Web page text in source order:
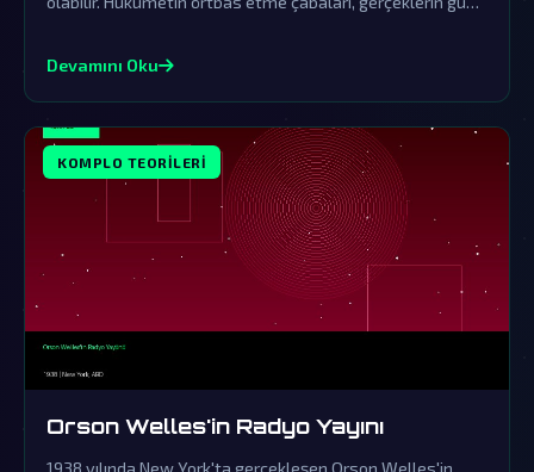
Devamını Oku
KOMPLO TEORILERI
Orson Welles'in Radyo Yayını
1938 yılında New York'ta gerçekleşen Orson Welles'in